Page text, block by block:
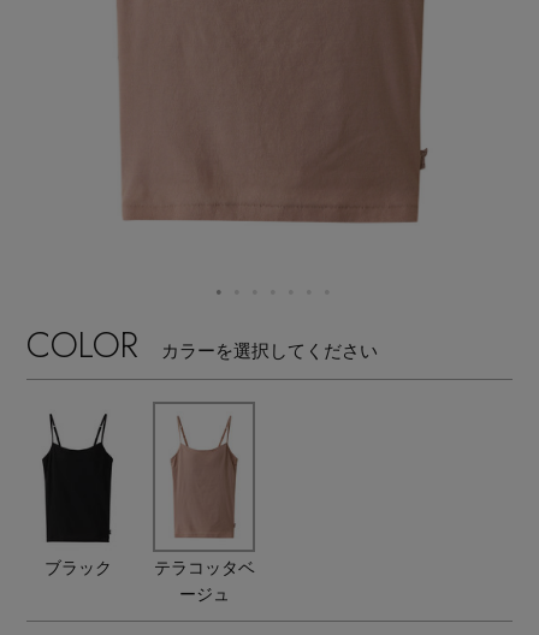
【限定】ここでしか買えないアイテム
【ペプラム】トレンドシルエット
『ELLE』最新号掲載
【ジュエリー】シルバーでクールに
すべてのウェア
ワンピース・チュニック
サンダル
パンプス
スニーカー
フラットシューズ
すべてのバッグ・財布
カゴバッグ
ショルダーバッグ
トートバッグ
ファッション小物
すべてのファッション小物
ストール・マフラー・ケープ
帽子・イヤーマフ
アクセサリー
すべてのアクセサリー
ピアス・イヤリング
ランジェリー
すべてのランジェリー
ランジェリー
スポーツ
COLOR カラーを選択してください
ブラック
テラコッタベ
ージュ